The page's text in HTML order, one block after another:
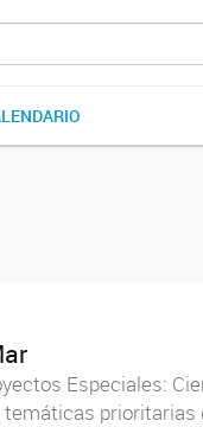
Especiales:
temáticas